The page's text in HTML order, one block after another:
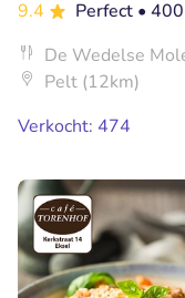
9.4
Perfect •
De Wedelse
Pelt (12km)
Verkocht: 474